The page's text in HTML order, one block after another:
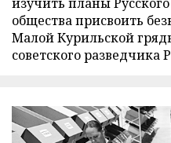
общества присвоить
Малой Курильской
советского разведчика